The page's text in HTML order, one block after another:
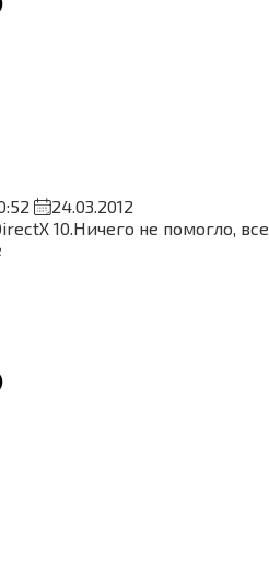
24.03.2012
10.Ничего не помогло, все